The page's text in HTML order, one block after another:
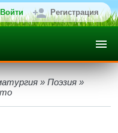
Войти Регистрация
» Поэзия »